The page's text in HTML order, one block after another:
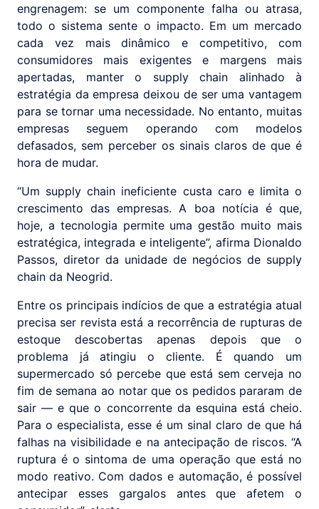
engrenagem: se um componente falha ou atrasa,
todo o sistema sente o impacto. Em um mercado
cada vez mais dinâmico e competitivo, com
consumidores mais exigentes e margens mais
apertadas, manter o supply chain alinhado à
estratégia da empresa deixou de ser uma vantagem
para se tornar uma necessidade. No entanto, muitas
empresas seguem operando com modelos
defasados, sem perceber os sinais claros de que é
hora de mudar.
“Um supply chain ineficiente custa caro e limita o
crescimento das empresas. A boa notícia é que,
hoje, a tecnologia permite uma gestão muito mais
estratégica, integrada e inteligente”, afirma Dionaldo
Passos, diretor da unidade de negócios de supply
chain da Neogrid.
Entre os principais indícios de que a estratégia atual
precisa ser revista está a recorrência de rupturas de
estoque descobertas apenas depois que o
problema já atingiu o cliente. É quando um
supermercado só percebe que está sem cerveja no
fim de semana ao notar que os pedidos pararam de
sair — e que o concorrente da esquina está cheio.
Para o especialista, esse é um sinal claro de que há
falhas na visibilidade e na antecipação de riscos. “A
ruptura é o sintoma de uma operação que está no
modo reativo. Com dados e automação, é possível
antecipar esses gargalos antes que afetem o